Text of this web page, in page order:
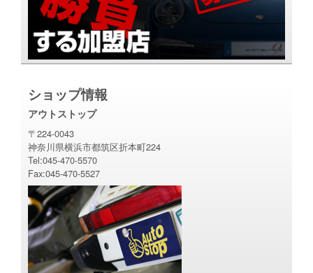
ショップ情報
アウトストップ
〒224-0043
神奈川県横浜市都筑区折本町224
Tel:045-470-5570
Fax:045-470-5527